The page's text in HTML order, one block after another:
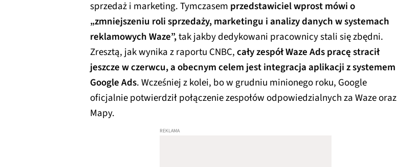
sprzedaż i marketing. Tymczasem przedstawiciel wprost mówi o
„zmniejszeniu roli sprzedaży, marketingu i analizy danych w systemach
reklamowych Waze”,tak jakby dedykowani pracownicy stali się zbędni.
Zresztą, jak wynika z raportu CNBC,cały zespół Waze Ads pracę stracił
jeszcze w czerwcu, a obecnym celem jest integracja aplikacji z systemem
Google Ads. Wcześniej z kolei, bo w grudniu minionego roku, Google
oficjalnie potwierdził połączenie zespołów odpowiedzialnych za Waze oraz
Mapy.